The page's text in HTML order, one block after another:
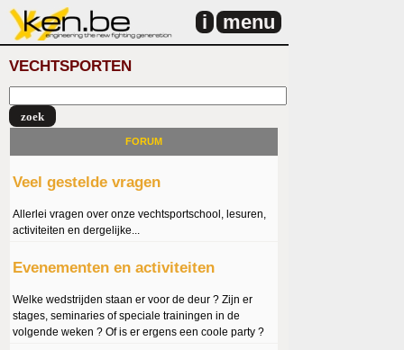
i menu
VECHTSPORTEN
FORUM
Veel gestelde vragen
Allerlei vragen over onze vechtsportschool, lesuren,
activiteiten en dergelijke...
Evenementen en activiteiten
Welke wedstrijden staan er voor de deur ? Zijn er
stages, seminaries of speciale trainingen in de
volgende weken ? Of is er ergens een coole party ?